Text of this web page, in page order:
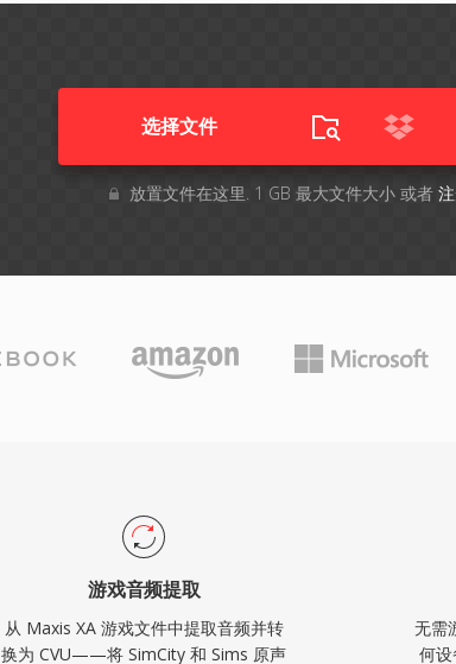
选择文件
放置文件在这里. 1 GB 最大文件大小 或者
游戏音频提取
从 Maxis XA 游戏文件中提取音频并转
换为 CVU——将 SimCity 和 Sims 原声
无需
何